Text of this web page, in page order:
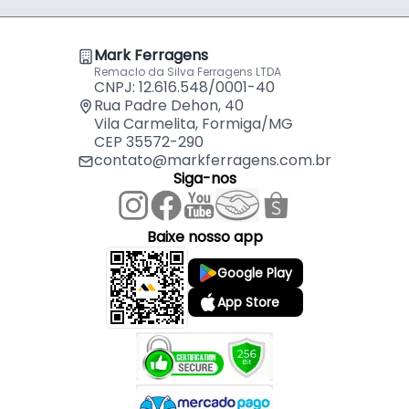
Mark Ferragens
Remaclo da Silva Ferragens LTDA
CNPJ: 12.616.548/0001-40
Rua Padre Dehon, 40
Vila Carmelita, Formiga/MG
CEP 35572-290
contato@markferragens.com.br
Siga-nos
Baixe nosso app
Google Play
App Store